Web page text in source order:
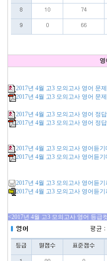
영
2017년 4월 고3 모의고사 영어 문
2017년 4월 고3 모의고사 영어 문
2017년 4월 고3 모의고사 영어 정
2017년 4월 고3 모의고사 영어 정
2017년 4월 고3 모의고사 영어듣
2017년 4월 고3 모의고사 영어듣
2017년 4월 고3 모의고사 영어듣기
2017년 4월 고3 모의고사 영어듣기
<2017년 4월 고3 모의고사 영어 등급